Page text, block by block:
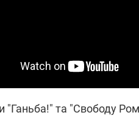
"Ганьба!" та "Свободу